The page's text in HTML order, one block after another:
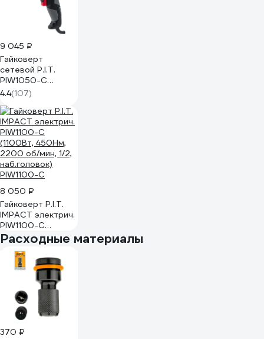
9 045 ₽
Гайковерт
сетевой P.I.T.
PIW1050-С
PIW1050-C
4.4(107)
8 050 ₽
Гайковерт P.I.T.
IMPACT электрич.
PIW1100-С
(1100Вт, 450Нм,
2200 об/мин, 1/2,
наб.головок)
PIW1100-C
Расходные материалы
370 ₽